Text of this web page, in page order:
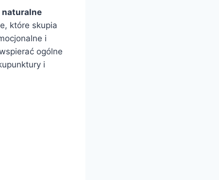
naturalne
które skupia
i
ogólne
i